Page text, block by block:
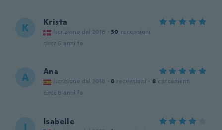
K Krista
Iscrizione dal 2016 · 30 recensioni
circa 6 anni fa
A Ana
Iscrizione dal 2018 · 8 recensioni · 8 caricamenti
circa 6 anni fa
I Isabelle